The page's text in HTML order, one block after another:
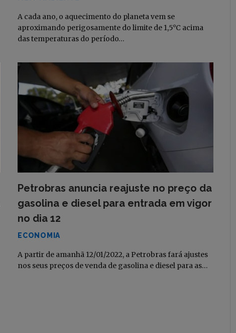
A cada ano, o aquecimento do planeta vem se
aproximando perigosamente do limite de 1,5°C acima
das temperaturas do período…
Petrobras anuncia reajuste no preço da
gasolina e diesel para entrada em vigor
no dia 12
ECONOMIA
A partir de amanhã 12/01/2022, a Petrobras fará ajustes
nos seus preços de venda de gasolina e diesel para as…